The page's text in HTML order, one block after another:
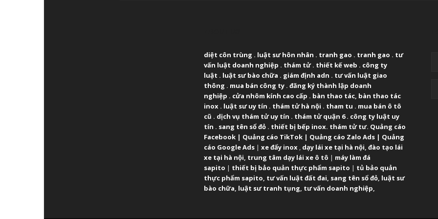
diệt côn trùng . luật sư hôn nhân . tranh gao . tranh gao . tư
vấn luật doanh nghiệp . thám tử. thiết kế web . công ty
luật . luật sư bào chữa . giám định adn . tư vấn luật giao
thông . mua bán công ty . đăng ký thành lập doanh
nghiệp . cửa nhôm kính cao cấp . bàn thao tác, bàn thao tác
inox . luật sư uy tín . thám tử hà nội . tham tu . mua bán ô tô
cũ . dịch vụ thám tử uy tín . thám tử quận 6. công ty luật uy
tín . sang tên sổ đỏ . thiết bị bếp inox. thám tử tư. Quảng cáo
Facebook | Quảng cáo TikTok | Quảng cáo Zalo Ads | Quảng
cáo Google Ads | xe đẩy inox , dạy lái xe tại hà nội, đào tạo lái
xe tại hà nội, trung tâm dạy lái xe ô tô | máy làm đá
sapito | thiết bị bảo quản thực phẩm sapito | tủ bảo quản
thực phẩm sapito, tư vấn luật đất đai, sang tên sổ đỏ, luật sư
bào chữa, luật sư tranh tụng, tư vấn doanh nghiệp,